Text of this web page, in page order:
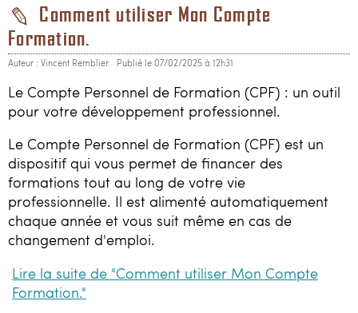
Comment utiliser Mon Compte
Formation.
Auteur : Vincent Remblier Publié le 07/02/2025 à 12h31
Le Compte Personnel de Formation (CPF) : un outil
pour votre développement professionnel.
Le Compte Personnel de Formation (CPF) est un
dispositif qui vous permet de financer des
formations tout au long de votre vie
professionnelle. Il est alimenté automatiquement
chaque année et vous suit même en cas de
changement d'emploi.
Lire la suite de "Comment utiliser Mon Compte
Formation."